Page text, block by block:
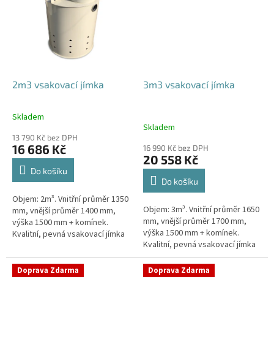
2m3 vsakovací jímka
Průměrné
produktu
je
4,8
hvězdiček.
Skladem
13 790 Kč bez DPH
16 686 Kč
Do košíku
Objem: 2m³. Vnitřní průměr 1350
mm, vnější průměr 1400 mm,
výška 1500 mm + komínek.
Kvalitní, pevná vsakovací jímka
obetonování Průměr přítoku a
odtoku +...
3m3 vsakovací jímka
Skladem
16 990 Kč bez DPH
20 558 Kč
Do košíku
Objem: 3m³. Vnitřní průměr 1650
mm, vnější průměr 1700 mm,
výška 1500 mm + komínek.
Kvalitní, pevná vsakovací jímka
(nádrž) bez potřeby
obetonování Průměr přítoku a
odtoku +...
Doprava Zdarma Doprava Zdarma